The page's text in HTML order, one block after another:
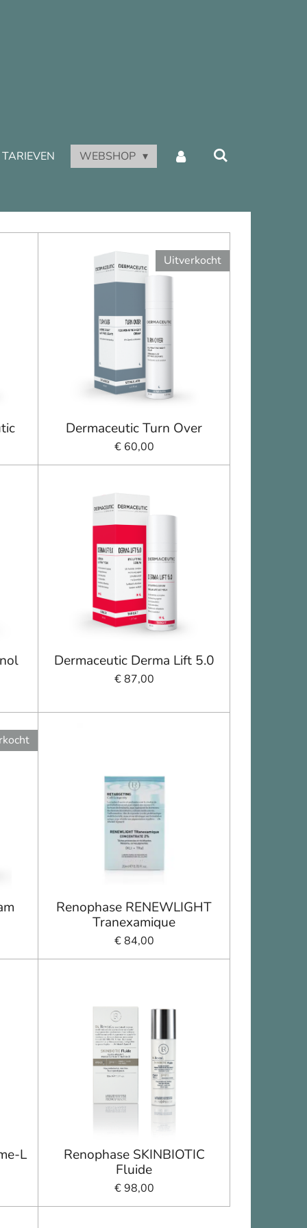
TARIEVEN WEBSHOP
Uitverkocht
Dermaceutic Turn Over
€ 60,00
Dermaceutic Derma Lift 5.0
€ 87,00
Renophase RENEWLIGHT
Tranexamique
€ 84,00
L
Renophase SKINBIOTIC
Fluide
€ 98,00